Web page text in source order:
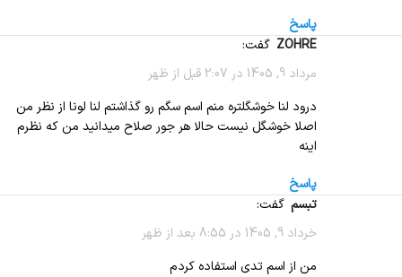
پاسخ
ZOHRE
گفت:
مرداد 9, 1405 در 2:07 قبل از ظهر
درود لنا خوشگلتره منم اسم سگم رو گذاشتم لنا لونا از نظر من
اصلا خوشگل نیست حالا هر جور صلاح میدانید من که نظرم
اینه
پاسخ
تبسم گفت:
خرداد 9, 1405 در 8:55 بعد از ظهر
من از اسم تدی استفاده کردم